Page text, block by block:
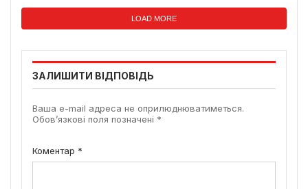
LOAD MORE
ЗАЛИШИТИ ВІДПОВІДЬ
Ваша e-mail адреса не оприлюднюватиметься.
Обов’язкові поля позначені *
Коментар *